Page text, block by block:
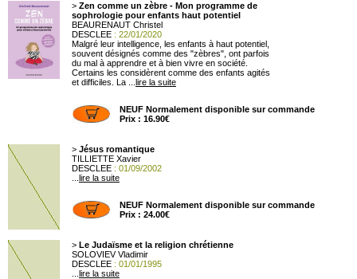
> Zen comme un zèbre - Mon programme de
sophrologie pour enfants haut potentiel
BEAURENAUT Christel
DESCLEE : 22/01/2020
Malgré leur intelligence, les enfants à haut potentiel,
souvent désignés comme des "zèbres", ont parfois
du mal à apprendre et à bien vivre en société.
Certains les considèrent comme des enfants agités
et difficiles. La ... lire la suite
NEUF Normalement disponible sur commande
Prix : 16.90€
> Jésus romantique
TILLIETTE Xavier
DESCLEE : 01/09/2002
lire la suite
NEUF Normalement disponible sur commande
Prix : 24.00€
> Le Judaïsme et la religion chrétienne
SOLOVIEV Vladimir
DESCLEE : 01/01/1995
lire la suite